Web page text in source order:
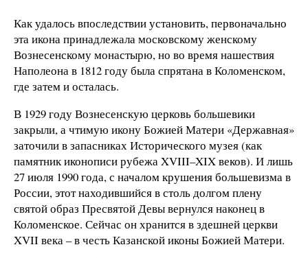
Как удалось впоследствии установить, первоначально
эта икона принадлежала московскому женскому
Вознесенскому монастырю, но во время нашествия
Наполеона в 1812 году была спрятана в Коломенском,
где затем и осталась.
В 1929 году Вознесенскую церковь большевики
закрыли, а чтимую икону Божией Матери «Державная»
заточили в запасниках Исторического музея (как
памятник иконописи рубежа XVIII–XIX веков). И лишь
27 июля 1990 года, с началом крушения большевизма в
России, этот находившийся в столь долгом плену
святой образ Пресвятой Девы вернулся наконец в
Коломенское. Сейчас он хранится в здешней церкви
XVII века – в честь Казанской иконы Божией Матери.